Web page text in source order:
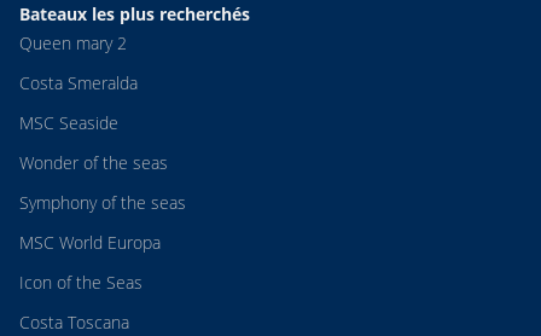
Bateaux les plus recherchés
Queen mary 2
Costa Smeralda
MSC Seaside
Wonder of the seas
Symphony of the seas
MSC World Europa
Icon of the Seas
Costa Toscana